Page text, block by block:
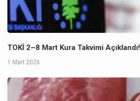
TOKİ 2–8 Mart Kura Takvimi Açıklandı!
1 Mart 2026